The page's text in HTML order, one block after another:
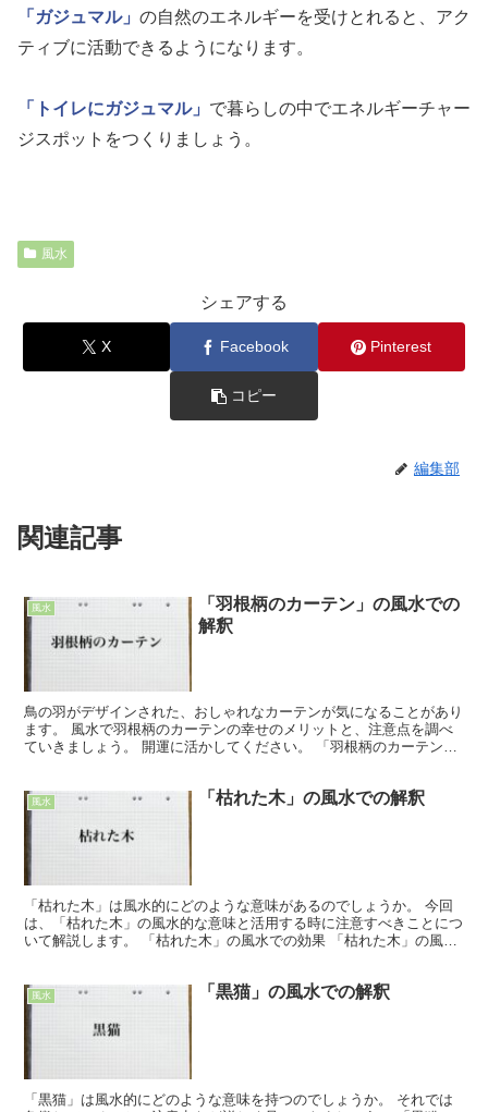
「ガジュマル」 の自然のエネルギーを受けとれると、アク
ティブに活動できるようになります。
「トイレにガジュマル」 で暮らしの中でエネルギーチャー
ジスポットをつくりましょう。
風水
シェアする
X Facebook Pinterest
コピー
編集部
関連記事
風水
「羽根柄のカーテン」の風水での
解釈
鳥の羽がデザインされた、おしゃれなカーテンが気になることがあり
ます。 風水で羽根柄のカーテンの幸せのメリットと、注意点を調べ
ていきましょう。 開運に活かしてください。 「羽根柄のカーテン」
風水 「枯れた木」の風水での解釈
「枯れた木」は風水的にどのような意味があるのでしょうか。 今回
は、「枯れた木」の風水的な意味と活用する時に注意すべきことにつ
いて解説します。 「枯れた木」の風水での効果 「枯れた木」の風水
風水 「黒猫」の風水での解釈
「黒猫」は風水的にどのような意味を持つのでしょうか。 それでは